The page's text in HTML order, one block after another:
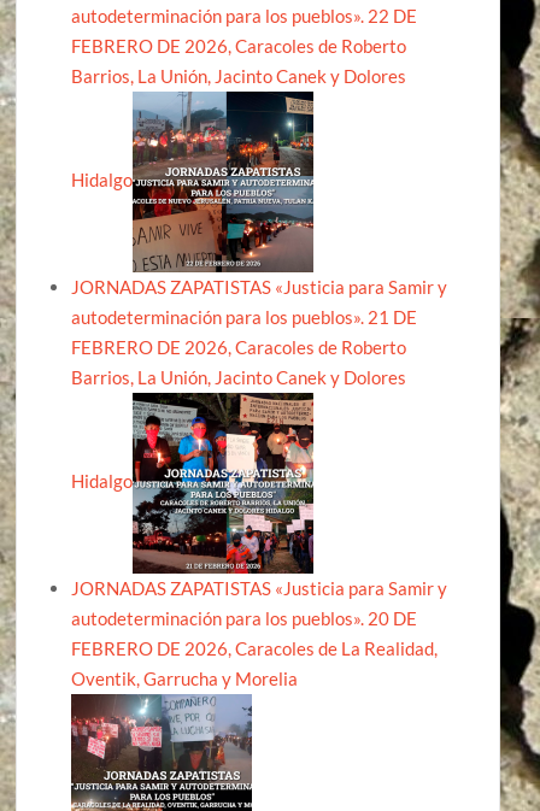
autodeterminación para los pueblos». 22 DE
FEBRERO DE 2026, Caracoles de Roberto
Barrios, La Unión, Jacinto Canek y Dolores
Hidalgo
JORNADAS ZAPATISTAS «Justicia para Samir y
autodeterminación para los pueblos». 21 DE
FEBRERO DE 2026, Caracoles de Roberto
Barrios, La Unión, Jacinto Canek y Dolores
Hidalgo
JORNADAS ZAPATISTAS «Justicia para Samir y
autodeterminación para los pueblos». 20 DE
FEBRERO DE 2026, Caracoles de La Realidad,
Oventik, Garrucha y Morelia